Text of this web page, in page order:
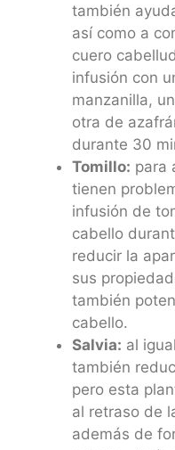
también
así como a
cuero
infusión con
manzanilla,
otra de
durante 30
Tomillo: para
tienen
infusión de
cabello
reducir la
sus
también
cabello.
Salvia: al
también
pero esta
al retraso de
además de